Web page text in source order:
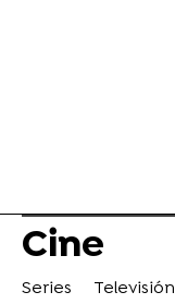
Cine
Series Televisión